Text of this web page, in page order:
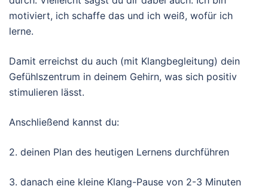
motiviert, ich schaffe das und ich weiß, wofür ich
lerne.
Damit erreichst du auch (mit Klangbegleitung) dein
Gefühlszentrum in deinem Gehirn, was sich positiv
stimulieren lässt.
Anschließend kannst du:
2. deinen Plan des heutigen Lernens durchführen
3. danach eine kleine Klang-Pause von 2-3 Minuten